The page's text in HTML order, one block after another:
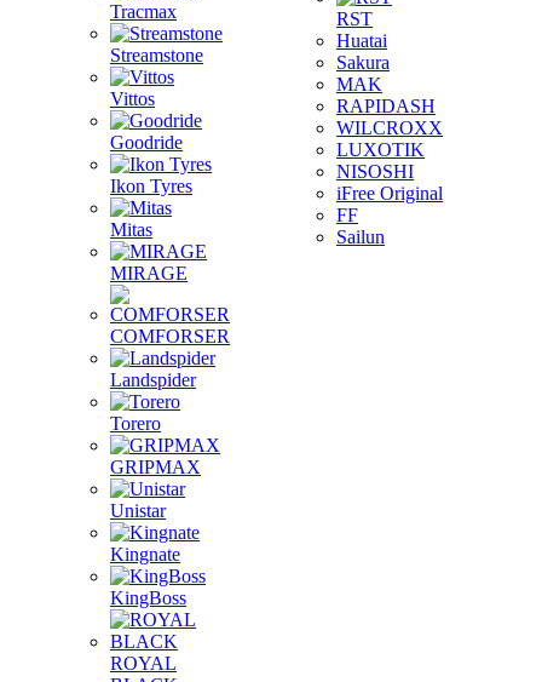
Tracmax
Streamstone
Vittos
Goodride
Ikon Tyres
Mitas
MIRAGE
COMFORSER
Landspider
Torero
GRIPMAX
Unistar
Kingnate
KingBoss
ROYAL
RST
Huatai
Sakura
MAK
RAPIDASH
WILCROXX
LUXOTIK
NISOSHI
iFree Original
FF
Sailun